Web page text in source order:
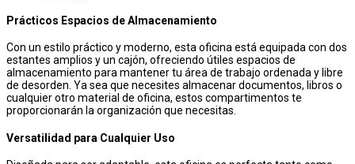
Prácticos Espacios de Almacenamiento
Con un estilo práctico y moderno, esta oficina está equipada con dos
estantes amplios y un cajón, ofreciendo útiles espacios de
almacenamiento para mantener tu área de trabajo ordenada y libre
de desorden. Ya sea que necesites almacenar documentos, libros o
cualquier otro material de oficina, estos compartimentos te
proporcionarán la organización que necesitas.
Versatilidad para Cualquier Uso